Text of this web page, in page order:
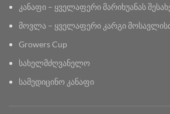
კანაფი – ყველაფერი მარიხუანას
მოვლა – ყველაფერი კარგი
Growers Cup
სახელმძღვანელო
სამედიცინო კანაფი